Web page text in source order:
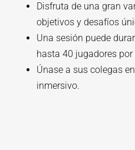
Disfruta de una gran
objetivos y desafíos
Una sesión puede
hasta 40 jugadores por
Únase a sus colegas
inmersivo.